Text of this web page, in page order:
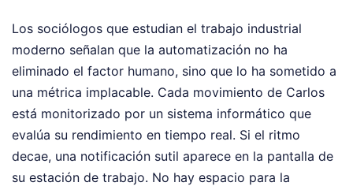
Los sociólogos que estudian el trabajo industrial
moderno señalan que la automatización no ha
eliminado el factor humano, sino que lo ha sometido a
una métrica implacable. Cada movimiento de Carlos
está monitorizado por un sistema informático que
evalúa su rendimiento en tiempo real. Si el ritmo
decae, una notificación sutil aparece en la pantalla de
su estación de trabajo. No hay espacio para la